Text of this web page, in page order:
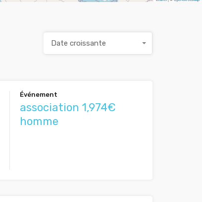
Date croissante
Événement
association 1,974€
homme